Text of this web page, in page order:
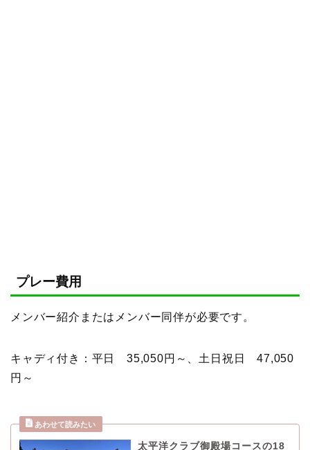
プレー費用
メンバー紹介またはメンバー同伴が必要です。
キャディ付き：平日 35,050円～、土日祝日 47,050
円～
太平洋クラブ御殿場コースの18